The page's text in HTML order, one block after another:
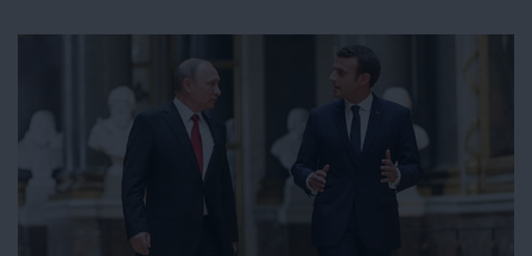
sublinhar a importância de o Irão continuar a respeitar o
acordo mas sim para convencer este país a aceitar as
exigências dos Estados Unidos e a renegociar o que
ficou estabelecido em Genebra.